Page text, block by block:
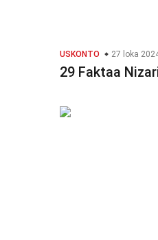
USKONTO 27 loka
29 Faktaa